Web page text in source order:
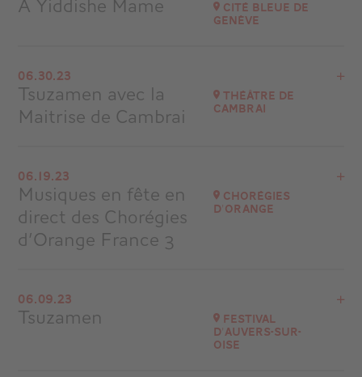
Cité Bleue de
Genève
Suisse
at21H00
Go to site
06.30.23
Tsuzamen avec la
Maitrise de Cambrai
Théâtre de
Cambrai
Cambrai
Go to site
Buy your tickets
06.19.23
Musiques en fête en
direct des Chorégies
d’Orange France 3
Chorégies
d'Orange
Chorégies d'Orange
06.09.23
Tsuzamen Festival
d'Auvers-sur-
Oise